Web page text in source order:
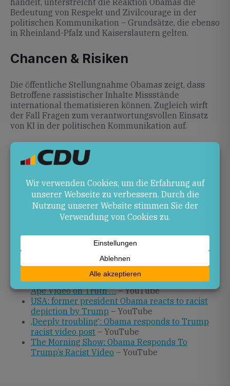
handelt, unterstreicht die Reaktion Obamas die
Bedeutung von Respekt und Zivilcourage in der
politischen Kommunikation – Grundsätze, die ebenso
in Rheinland-Pfalz und Kaiserslautern gelten.
Chancen & Risiken
Die öffentliche Stellungnahme Obamas zeigt, dass
Betroffene rassistischer Inhalte Missstände
international thematisieren können. Zugleich wirft
der Fall Fragen zum verantwortungsvollen Einsatz
von KI in der politischen Kommunikation auf.
Ausblick
Obamas Reaktion könnte Impulse für eine vertiefte
Debatte über Hassinhalte und den Einsatz von KI in
sozialen Medien geben. Wie sich diese Diskussion
weiterentwickelt, bleibt abzuwarten.
Quellen
– Obama responds to Trump’s
racist video: ‚The American people find …
Obama Responds After Trump Shares Racist
Ape Video on Truth …– YouTube
USA: former president Obama reacts to racist
depiction by Trump – YouTube
‚Deeply troubling‘: Obama responds to Trump
racist video post – YouTube
The Morning Show: Obama Responds To
Trump’s Racist Video – YouTube